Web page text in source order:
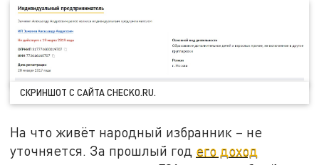
СКРИНШОТ С САЙТАCHECKO.RU.
На что живёт народный избранник – не
уточняется. За прошлый год его доход